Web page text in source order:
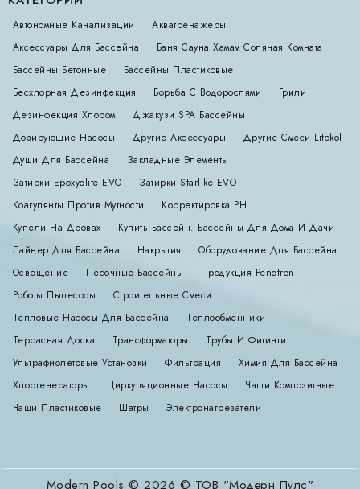
Автономные Канализации
Акватренажеры
Аксессуары Для Бассейна
Баня Сауна Хамам Соляная Комната
Бассейны Бетонные
Бассейны Пластиковые
Бесхлорная Дезинфекция
Борьба С Водорослями
Грили
Дезинфекция Хлором
Джакузи SPA Бассейны
Дозирующие Насосы
Другие Аксессуары
Другие Смеси Litokol
Души Для Бассейна
Закладные Элементы
Затирки Epoxyelite EVO
Затирки Starlike EVO
Коагулянты Против Мутности
Корректировка РН
Купели На Дровах
Купить Бассейн. Бассейны Для Дома И Дачи
Лайнер Для Бассейна
Накрытия
Оборудование Для Бассейна
Освещение
Песочные Бассейны
Продукция Penetron
Роботы Пылесосы
Строительные Смеси
Тепловые Насосы Для Бассейна
Теплообменники
Террасная Доска
Трансформаторы
Трубы И Фитинги
Ультрафиолетовые Установки
Фильтрация
Химия Для Бассейна
Хлоргенераторы
Циркуляционные Насосы
Чаши Композитные
Чаши Пластиковые
Шатры Электронагреватели
Modern Pools © 2026 © ТОВ "Модерн Пулс"